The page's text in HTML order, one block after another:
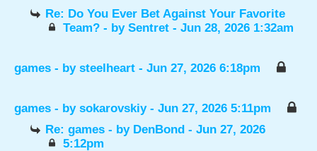
Re: Do You Ever Bet Against Your Favorite
Team? - by Sentret- Jun 28, 2026 1:32am
games - by steelheart - Jun 27, 2026 6:18pm
games - by sokarovskiy- Jun 27, 2026 5:11pm
Re: games - by DenBond - Jun 27, 2026
5:12pm